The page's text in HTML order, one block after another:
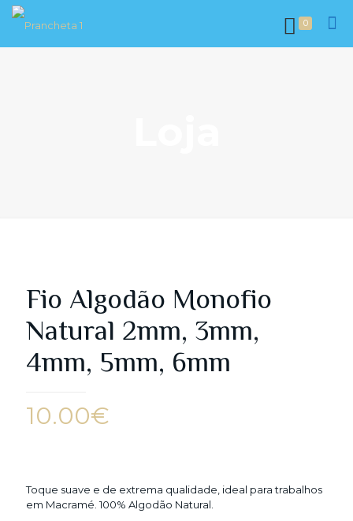
0
Fio Algodão Monofio
Natural 2mm, 3mm,
4mm, 5mm, 6mm
10.00€
Toque suave e de extrema qualidade, ideal para trabalhos
em Macramé. 100% Algodão Natural.